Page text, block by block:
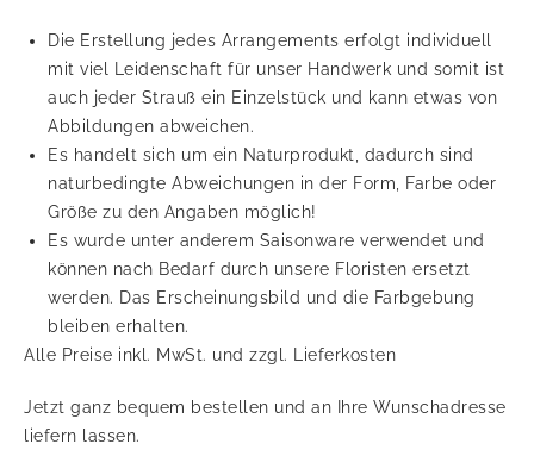
Die Erstellung jedes Arrangements erfolgt individuell
mit viel Leidenschaft für unser Handwerk und somit ist
auch jeder Strauß ein Einzelstück und kann etwas von
Abbildungen abweichen.
Es handelt sich um ein Naturprodukt, dadurch sind
naturbedingte Abweichungen in der Form, Farbe oder
Größe zu den Angaben möglich!
Es wurde unter anderem Saisonware verwendet und
können nach Bedarf durch unsere Floristen ersetzt
werden. Das Erscheinungsbild und die Farbgebung
bleiben erhalten.
Alle Preise inkl. MwSt. und zzgl. Lieferkosten
Jetzt ganz bequem bestellen und an Ihre Wunschadresse
liefern lassen.